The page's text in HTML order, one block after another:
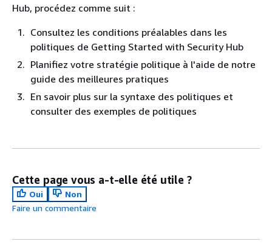
Hub, procédez comme suit :
Consultez les conditions préalables dans les
politiques de Getting Started with Security Hub
Planifiez votre stratégie politique à l'aide de notre
guide des meilleures pratiques
En savoir plus sur la syntaxe des politiques et
consulter des exemples de politiques
Cette page vous a-t-elle été utile ?
Oui
Non
Faire un commentaire